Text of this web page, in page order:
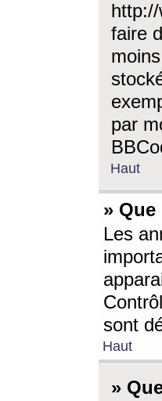
faire
par
Haut
»
Les
sont
Haut
»